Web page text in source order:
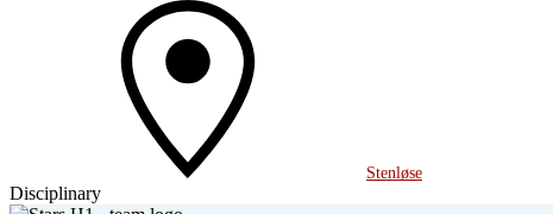
Stenløse
Disciplinary